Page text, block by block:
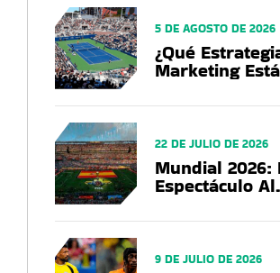
¿Qué
Marketing
En El US Open
5 DE AGOSTO DE 2026
Mundial 2026:
Espectáculo Al
Que Deja La
22 DE JULIO DE 2026
9 DE JULIO DE 2026